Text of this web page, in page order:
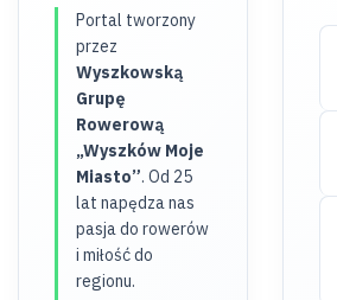
Portal tworzony
przez
Wyszkowską
Grupę
Rowerową
„Wyszków Moje
Miasto”. Od 25
lat napędza nas
pasja do rowerów
i miłość do
regionu.